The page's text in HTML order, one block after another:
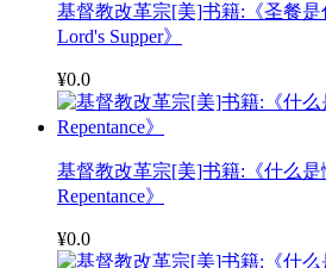
基督教改革宗[美]书籍:《圣餐是
Lord's Supper》
¥0.0
基督教改革宗[美]书籍:《什么是
Repentance》
¥0.0